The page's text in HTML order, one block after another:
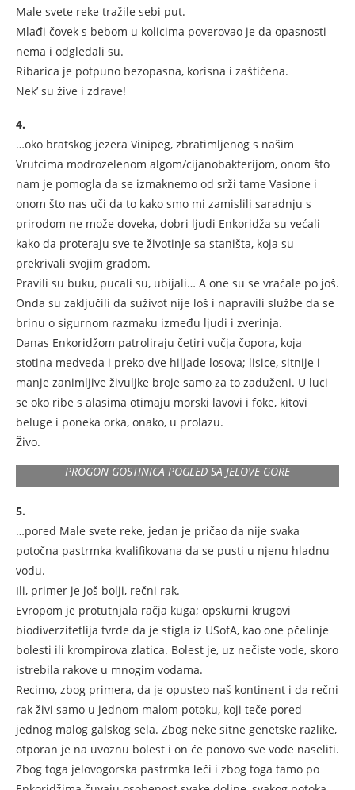
Male svete reke tražile sebi put.
Mlađi čovek s bebom u kolicima poverovao je da opasnosti
nema i odgledali su.
Ribarica je potpuno bezopasna, korisna i zaštićena.
Nek’ su žive i zdrave!
4.
…oko bratskog jezera Vinipeg, zbratimljenog s našim
Vrutcima modrozelenom algom/cijanobakterijom, onom što
nam je pomogla da se izmaknemo od srži tame Vasione i
onom što nas uči da to kako smo mi zamislili saradnju s
prirodom ne može doveka, dobri ljudi Enkoridža su većali
kako da proteraju sve te životinje sa staništa, koja su
prekrivali svojim gradom.
Pravili su buku, pucali su, ubijali… A one su se vraćale po još.
Onda su zaključili da suživot nije loš i napravili službe da se
brinu o sigurnom razmaku između ljudi i zverinja.
Danas Enkoridžom patroliraju četiri vučja čopora, koja
stotina medveda i preko dve hiljade losova; lisice, sitnije i
manje zanimljive živuljke broje samo za to zaduženi. U luci
se oko ribe s alasima otimaju morski lavovi i foke, kitovi
beluge i poneka orka, onako, u prolazu.
Živo.
PROGON GOSTINICA POGLED SA JELOVE GORE
5.
…pored Male svete reke, jedan je pričao da nije svaka
potočna pastrmka kvalifikovana da se pusti u njenu hladnu
vodu.
Ili, primer je još bolji, rečni rak.
Evropom je protutnjala račja kuga; opskurni krugovi
biodiverzitetlija tvrde da je stigla iz USofA, kao one pčelinje
bolesti ili krompirova zlatica. Bolest je, uz nečiste vode, skoro
istrebila rakove u mnogim vodama.
Recimo, zbog primera, da je opusteo naš kontinent i da rečni
rak živi samo u jednom malom potoku, koji teče pored
jednog malog galskog sela. Zbog neke sitne genetske razlike,
otporan je na uvoznu bolest i on će ponovo sve vode naseliti.
Zbog toga jelovogorska pastrmka leči i zbog toga tamo po